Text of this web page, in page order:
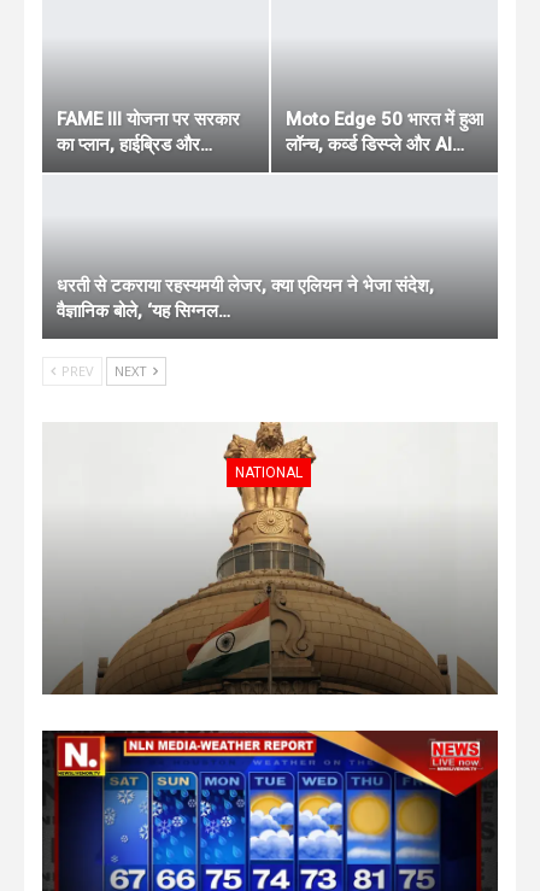
FAME III योजना पर सरकार
का प्लान, हाईब्रिड और…
Moto Edge 50 भारत में हुआ
लॉन्च, कर्व्ड डिस्प्ले और AI…
धरती से टकराया रहस्यमयी लेजर, क्या एलियन ने भेजा संदेश,
वैज्ञानिक बोले, ‘यह सिग्नल…
PREV NEXT
NATIONAL
NANDANI RATHORE Aug 7, 2026